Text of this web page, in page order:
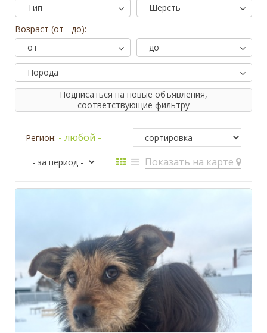
Тип
Шерсть
Возраст (от - до):
от
до
Порода
Подписаться на новые объявления,
соответствующие фильтру
Регион: - любой -
Показать на карте